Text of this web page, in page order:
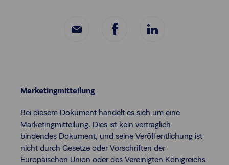
Marketingmitteilung
Bei diesem Dokument handelt es sich um eine
Marketingmitteilung. Dies ist kein vertraglich
bindendes Dokument, und seine Veröffentlichung ist
nicht durch Gesetze oder Vorschriften der
Europäischen Union oder des Vereinigten Königreichs